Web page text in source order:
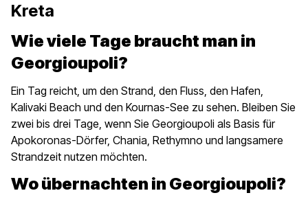
Kreta
Wie viele Tage braucht man in
Georgioupoli?
Ein Tag reicht, um den Strand, den Fluss, den Hafen,
Kalivaki Beach und den Kournas-See zu sehen. Bleiben Sie
zwei bis drei Tage, wenn Sie Georgioupoli als Basis für
Apokoronas-Dörfer, Chania, Rethymno und langsamere
Strandzeit nutzen möchten.
Wo übernachten in Georgioupoli?